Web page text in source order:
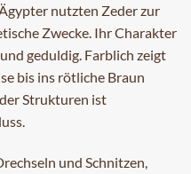
nutzten Zeder zur
Zwecke. Ihr Charakter
geduldig. Farblich zeigt
bis ins rötliche Braun
Strukturen ist
und Schnitzen,